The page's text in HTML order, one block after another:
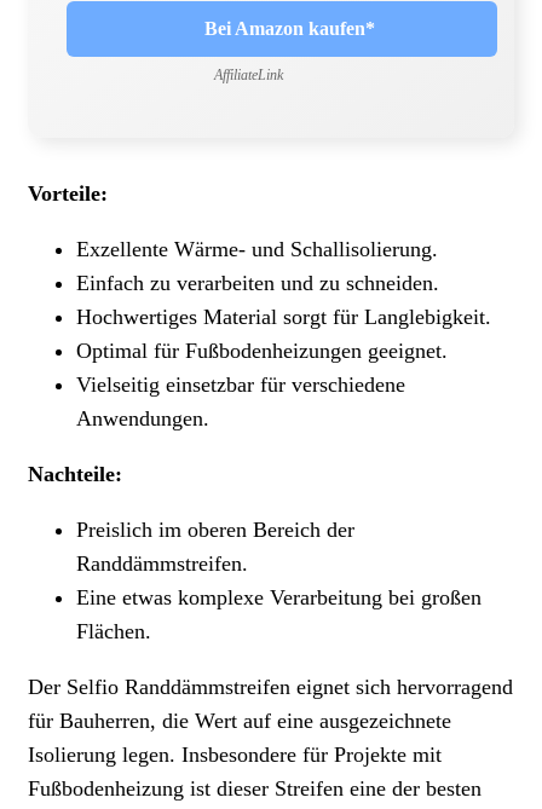
Bei Amazon kaufen*
AffiliateLink
Vorteile:
Exzellente Wärme- und Schallisolierung.
Einfach zu verarbeiten und zu schneiden.
Hochwertiges Material sorgt für Langlebigkeit.
Optimal für Fußbodenheizungen geeignet.
Vielseitig einsetzbar für verschiedene
Anwendungen.
Nachteile:
Preislich im oberen Bereich der
Randdämmstreifen.
Eine etwas komplexe Verarbeitung bei großen
Flächen.
Der Selfio Randdämmstreifen eignet sich hervorragend
für Bauherren, die Wert auf eine ausgezeichnete
Isolierung legen. Insbesondere für Projekte mit
Fußbodenheizung ist dieser Streifen eine der besten